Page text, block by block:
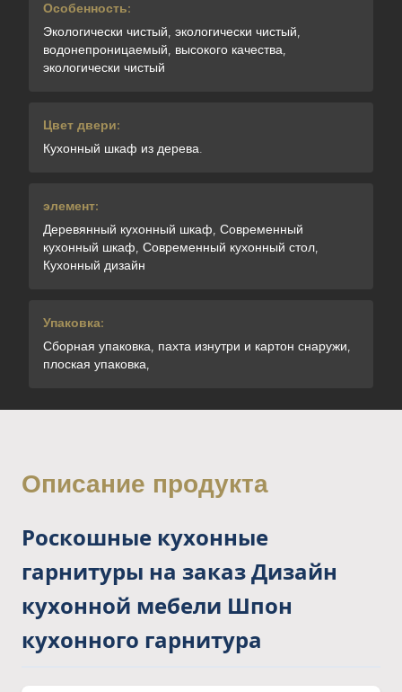
Особенность:
Экологически чистый, экологически чистый,
водонепроницаемый, высокого качества,
экологически чистый
Цвет двери:
Кухонный шкаф из дерева.
элемент:
Деревянный кухонный шкаф, Современный
кухонный шкаф, Современный кухонный стол,
Кухонный дизайн
Упаковка:
Сборная упаковка, пахта изнутри и картон снаружи,
плоская упаковка,
Описание продукта
Роскошные кухонные
гарнитуры на заказ Дизайн
кухонной мебели Шпон
кухонного гарнитура